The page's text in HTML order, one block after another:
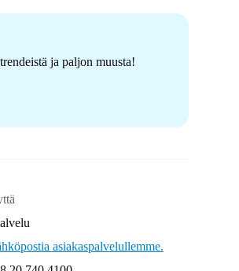
ja paljon muusta!
asiakaspalvelullemme.